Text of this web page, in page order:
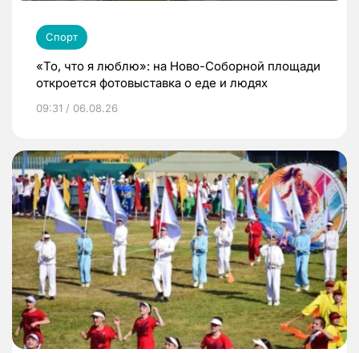
Спорт
«То, что я люблю»: на Ново-Соборной площади
откроется фотовыставка о еде и людях
09:31 / 06.08.26